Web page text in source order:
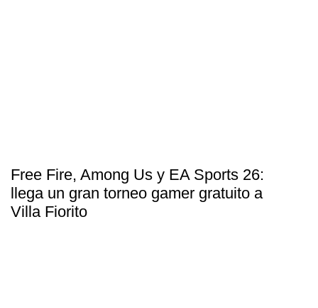
Free Fire, Among Us y EA Sports 26:
llega un gran torneo gamer gratuito a
Villa Fiorito